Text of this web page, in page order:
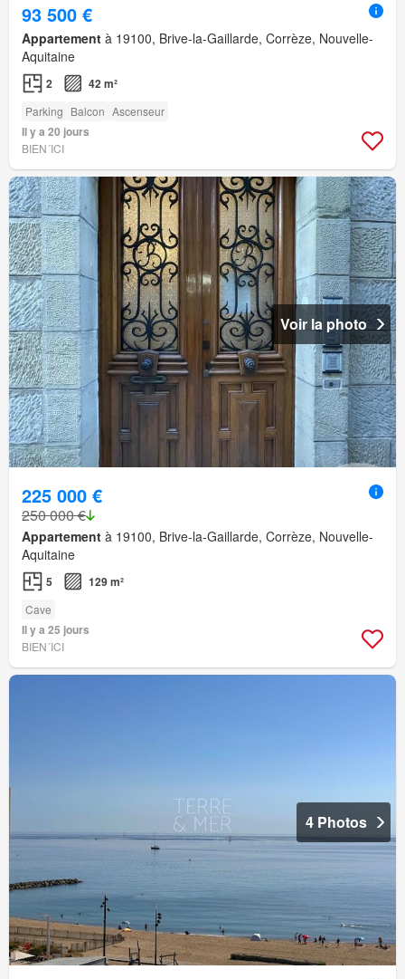
93 500 €
Appartement à 19100, Brive-la-Gaillarde, Corrèze, Nouvelle-
Aquitaine
2 42 m²
Parking Balcon Ascenseur
Il y a 20 jours
BIEN´ICI
Voir la photo
225 000 €
250 000 €
Appartement à 19100, Brive-la-Gaillarde, Corrèze, Nouvelle-
Aquitaine
5 129 m²
Cave
Il y a 25 jours
BIEN´ICI
4 Photos